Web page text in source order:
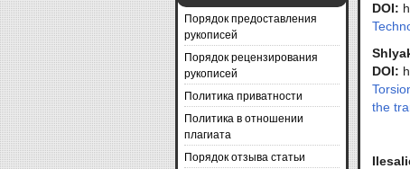
Порядок предоставления
рукописей
Порядок рецензирования
рукописей
Политика приватности
Политика в отношении
плагиата
Порядок отзыва статьи
DOI:
DOI:
the